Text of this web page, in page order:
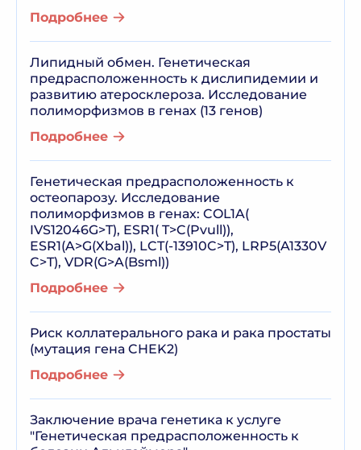
Подробнее
Липидный обмен. Генетическая
предрасположенность к дислипидемии и
развитию атеросклероза. Исследование
полиморфизмов в генах (13 генов)
Подробнее
Генетическая предрасположенность к
остеопарозу. Исследование
полиморфизмов в генах: COL1A(
IVS12046G>T), ESR1( T>C(Pvull)),
ESR1(A>G(Xbal)), LCT(-13910C>T), LRP5(A1330V
C>T), VDR(G>A(Bsml))
Подробнее
Риск коллатерального рака и рака простаты
(мутация гена CHEK2)
Подробнее
Заключение врача генетика к услуге
"Генетическая предрасположенность к